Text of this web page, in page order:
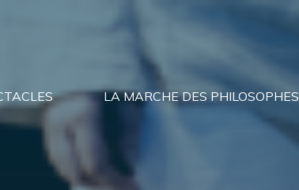
LA MARCHE DES PHILOSOPHES